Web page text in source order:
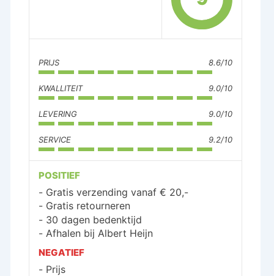
PRIJS 8.6/10
KWALLITEIT 9.0/10
LEVERING 9.0/10
SERVICE 9.2/10
POSITIEF
Gratis verzending vanaf € 20,-
Gratis retourneren
30 dagen bedenktijd
Afhalen bij Albert Heijn
NEGATIEF
Prijs